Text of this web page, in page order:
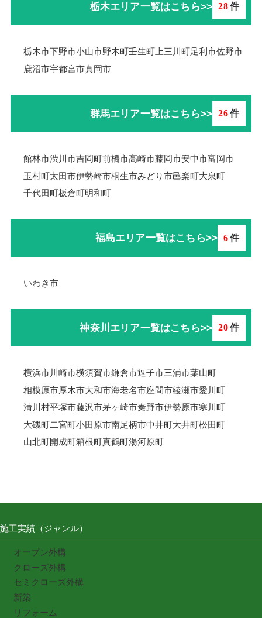
栃木エリア一覧はこちら>> 28件
栃木市下野市小山市野木町壬生町 上三川町足利市佐野市
鹿沼市宇都宮市真岡市
群馬エリア一覧はこちら>> 26件
館林市渋川市吉岡町前橋市高崎市藤岡市安中市富岡市
玉村町太田市伊勢崎市桐生市みどり市邑楽町大泉町
千代田町板倉町明和町
福島エリア一覧はこちら>> 6件
いわき市
神奈川エリア一覧はこちら>> 20件
横浜市川崎市横須賀市鎌倉市逗子市三浦市葉山町
相模原市厚木市大和市海老名市座間市綾瀬市愛川町
清川村平塚市藤沢市茅ヶ崎市秦野市伊勢原市寒川町
大磯町二宮町小田原市南足柄市中井町大井町松田町
山北町開成町箱根町真鶴町湯河原町
施工実績（ジャンル）
オープン外構
クローズ外構
セミクローズ外構
新築
リフォーム